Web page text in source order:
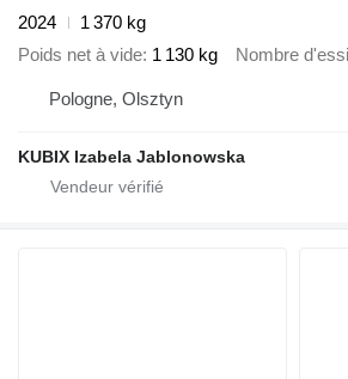
2024
1 370 kg
Poids net à vide 1 130 kg Nombre
Pologne, Olsztyn
KUBIX Izabela Jablonowska